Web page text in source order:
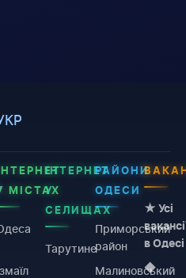
ІНТЕРНЕТ
МІСТАХ
ІНТЕРНЕТ
У
СЕЛИЩАХ
Тарутине
РАЙОНИ
ОДЕСИ
Приморський
район
Малиновський
★ Усі
в Одесі
◆